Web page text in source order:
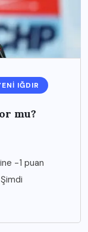
IĞDIR
mu?
-1 puan